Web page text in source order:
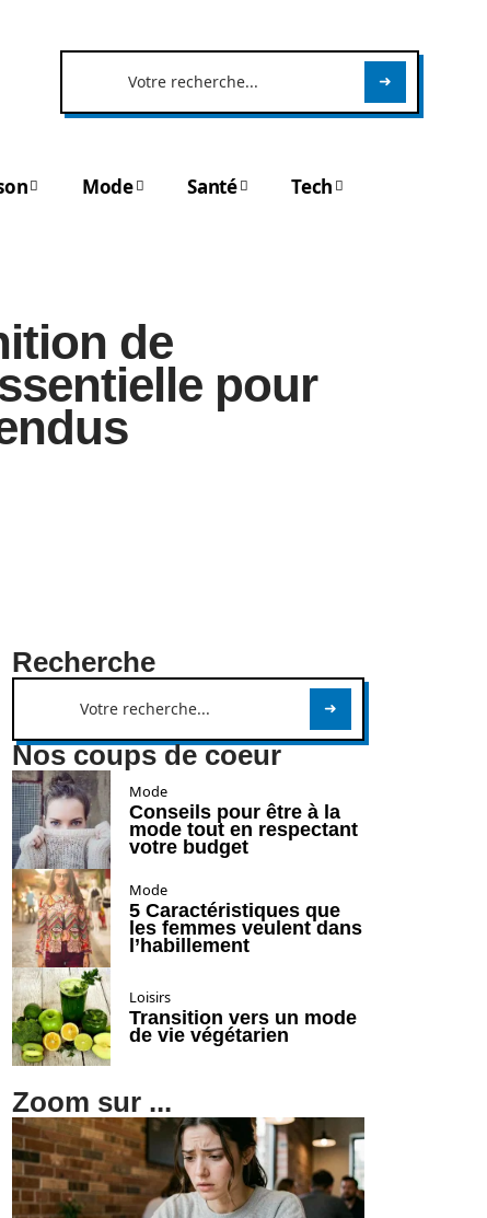
Mode Santé Tech
de
pour
Recherche
Nos coups de coeur
Mode
Conseils pour être à la
mode tout en respectant
votre budget
Mode
5 Caractéristiques que
les femmes veulent dans
l’habillement
Loisirs
Transition vers un mode
de vie végétarien
Zoom sur ...